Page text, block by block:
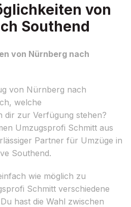
von
Southend
von Nürnberg nach
von Nürnberg nach
welche
dir zur Verfügung stehen?
Umzugsprofi Schmitt aus
Partner für Umzüge in
Southend.
wie möglich zu
Schmitt verschiedene
hast die Wahl zwischen